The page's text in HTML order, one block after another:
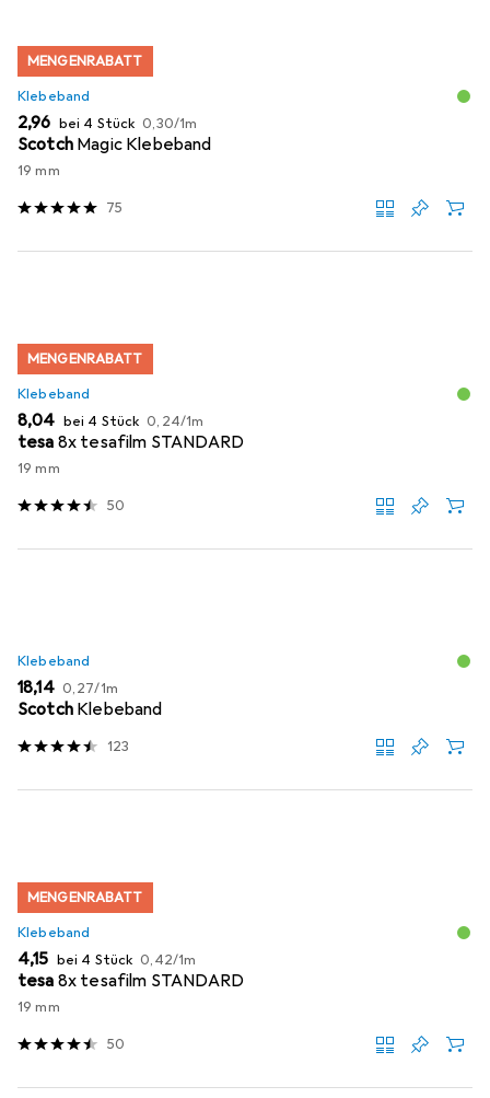
MENGENRABATT
Klebeband
EUR
2,96 bei 4 Stück EUR
0,30/1m
Scotch Magic Klebeband
19 mm
75
MENGENRABATT
Klebeband
EUR
8,04 bei 4 Stück EUR
0,24/1m
tesa 8x tesafilm STANDARD
19 mm
50
Klebeband
EUR
18,14 EUR
0,27/1m
Scotch Klebeband
123
MENGENRABATT
Klebeband
EUR
4,15 bei 4 Stück EUR
0,42/1m
tesa 8x tesafilm STANDARD
19 mm
50